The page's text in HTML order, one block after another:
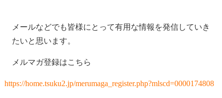
メールなどでも皆様にとって有用な情報を発信していき
たいと思います。
メルマガ登録はこちら
https://home.tsuku2.jp/merumaga_register.php?mlscd=0000174808